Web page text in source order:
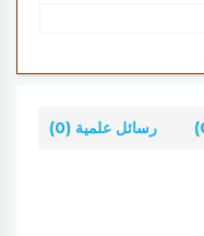
رسائل علمية (0)